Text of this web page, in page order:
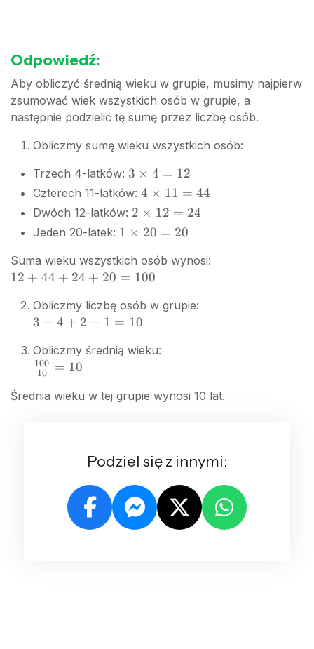
Odpowiedź:
Aby obliczyć średnią wieku w grupie, musimy najpierw
zsumować wiek wszystkich osób w grupie, a
następnie podzielić tę sumę przez liczbę osób.
Obliczmy sumę wieku wszystkich osób:
Trzech 4-latków: 3
\times
4 =
12
3 × 4 = 12
Czterech 11-latków: 4
\times
11 =
44
4 × 11 = 44
Dwóch 12-latków: 2
\times
24
2 × 12 = 24
Jeden 20-latek: 1
20 =
20
1 × 20 = 20
Suma wieku wszystkich osób wynosi:
12
44
=
100
12 + 44 + 24 + 20 = 100
Obliczmy liczbę osób w grupie:
3
4
+
+
3 + 4 + 2 + 1 = 10
Obliczmy średnią wieku:
\frac{100}
10
100 = 10
Średnia wieku w tej grupie wynosi 10 lat.
Podziel się z innymi: